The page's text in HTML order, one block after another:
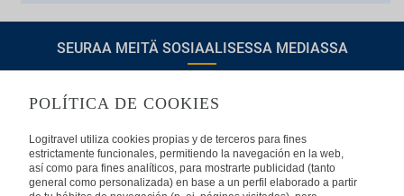
SEURAA MEITÄ SOSIAALISESSA MEDIASSA
TIETOA LOGITRAVELISTA
Usein kysyttyjä kysymyksiä Ota yhteyttä
POLÍTICA DE COOKIES
Logitravel utiliza cookies propias y de terceros para fines
estrictamente funcionales, permitiendo la navegación en la web,
así como para fines analíticos, para mostrarte publicidad (tanto
general como personalizada) en base a un perfil elaborado a partir